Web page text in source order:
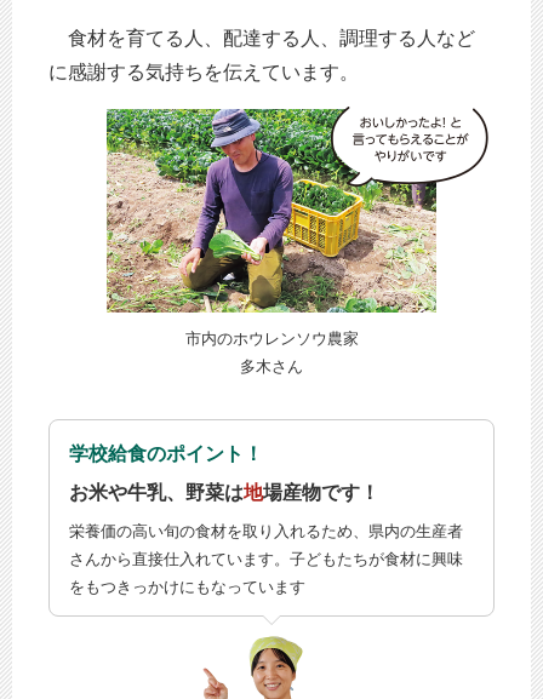
食材を育てる人、配達する人、調理する人など
に感謝する気持ちを伝えています。
市内のホウレンソウ農家
多木さん
学校給食のポイント！
お米や牛乳、野菜は地場産物です！
栄養価の高い旬の食材を取り入れるため、県内の生産者
さんから直接仕入れています。子どもたちが食材に興味
をもつきっかけにもなっています